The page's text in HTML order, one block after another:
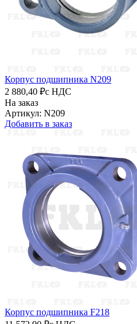
Корпус подшипника N209
2 880,40 ₽с НДС
На заказ
Артикул: N209
Добавить в заказ
Корпус подшипника F218